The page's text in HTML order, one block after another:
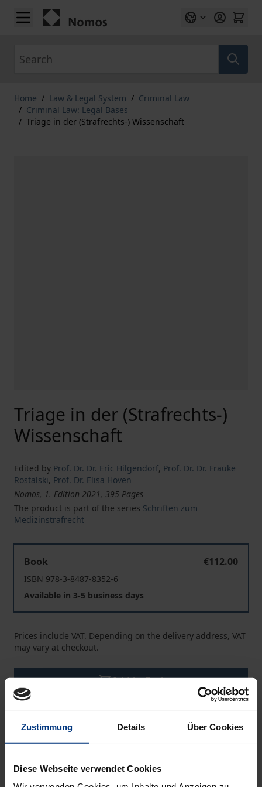
Zustimmung Details Über Cookies
Diese Webseite verwendet Cookies
Skip to Content
Home / Law & Legal System / Criminal Law
/ Criminal Law: Legal Bases
/ Triage in der (Strafrechts-) Wissenschaft
Triage in der (Strafrechts-)
Wissenschaft
Edited by Prof. Dr. Dr. Eric Hilgendorf, Prof. Dr. Dr. Frauke
Rostalski, Prof. Dr. Elisa Hoven
Nomos, 1. Edition 2021, 395 Pages
The product is part of the series Schriften zum
Medizinstrafrecht
Book
€112.00
ISBN 978-3-8487-8352-6
Available in 3-5 business days
Prices include VAT. Depending on the delivery address, VAT
may vary at checkout.
Add to Cart
Add to Wish List
Delivery cost notice
Description